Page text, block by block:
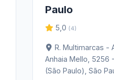
Paulo
5,0 (4)
R. Multimarcas -
Anhaia Mello, 5256
(São Paulo), São